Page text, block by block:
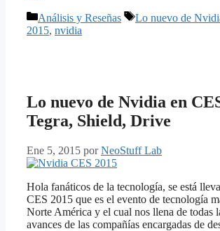
Categorías
Análisis y Reseñas Etiquetas
Lo nuevo de
2015, nvidia
Lo nuevo de Nvidia en
Tegra, Shield, Drive
Ene 5, 2015 porNeoStuff Lab
Hola fanáticos de la tecnología, se está
CES 2015 que es el evento de tecnología
Norte América y el cual nos llena de todas
avances de las compañías encargadas de